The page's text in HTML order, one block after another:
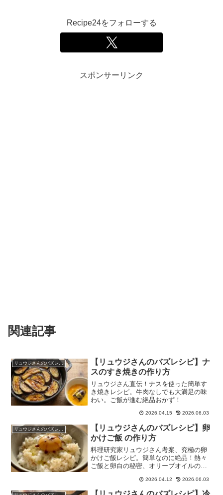
Recipe24をフォローする
スポンサーリンク
関連記事
リュウジさんのバズレシピ
【リュウジさんのバズレシピ】ナ
スのすき焼きの作り方
リュウジさん直伝！ナスを使った簡単す
き焼きレシピ。牛肉なしでも大満足の味
わい。ご飯が進む絶品おかず！
2026.04.15 2026.06.03
リュウジさんのバズレシピ
【リュウジさんのバズレシピ】卵
かけご飯 の作り方
料理研究家リュウジさん考案、究極の卵
かけご飯レシピ。簡単なのに絶品！熱々
ご飯と卵白の秘密、オリーブオイルの風
2026.04.12 2026.06.03